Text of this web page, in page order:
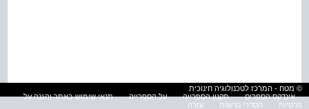
© מטח - המרכז לטכנולוגיה חינוכית
אינדקס הספרים
תקנון הספרייה על הספרייה
תנאי שימוש באתר והגנה על
פרטיות
הסדרי נגישות עזרה